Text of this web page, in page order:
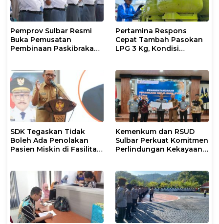
Pemprov Sulbar Resmi
Buka Pemusatan
Pembinaan Paskibraka
Pertamina Respons
Cepat Tambah Pasokan
LPG 3 Kg, Kondisi
SDK Tegaskan Tidak
Boleh Ada Penolakan
Pasien Miskin di Fasilitas
Kemenkum dan RSUD
Sulbar Perkuat Komitmen
Perlindungan Kekayaan